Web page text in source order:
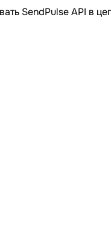
SendPulse API в